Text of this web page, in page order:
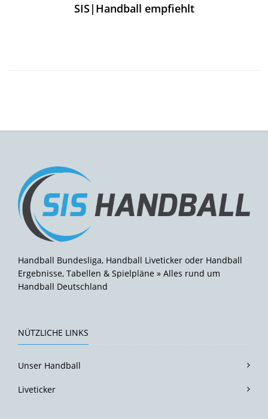
SIS|Handball empfiehlt
Handball Bundesliga, Handball Liveticker oder Handball
Ergebnisse, Tabellen & Spielpläne » Alles rund um
Handball Deutschland
NÜTZLICHE LINKS
Unser Handball
Liveticker